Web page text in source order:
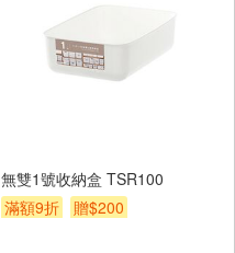
無雙1號收納盒 TSR100
滿額9折
贈$200